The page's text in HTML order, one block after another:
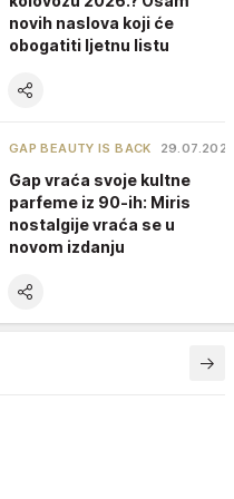
novih naslova koji će
obogatiti ljetnu listu
GAP BEAUTY IS BACK 29.07.2026.
Gap vraća svoje kultne
parfeme iz 90-ih: Miris
nostalgije vraća se u
novom izdanju